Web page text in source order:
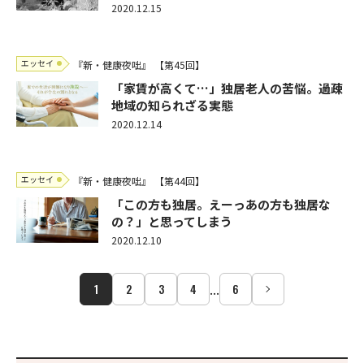
2020.12.15
エッセイ 『新・健康夜咄』 【第45回】
「家賃が高くて…」独居老人の苦悩。過疎
地域の知られざる実態
2020.12.14
エッセイ 『新・健康夜咄』 【第44回】
「この方も独居。えーっあの方も独居な
の？」と思ってしまう
2020.12.10
1 2 3 4 ... 6